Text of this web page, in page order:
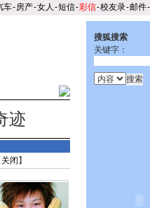
车-房产-女人 -短信-彩信-校友录-邮件-
迹
关闭 】
搜狐搜索
关键字：